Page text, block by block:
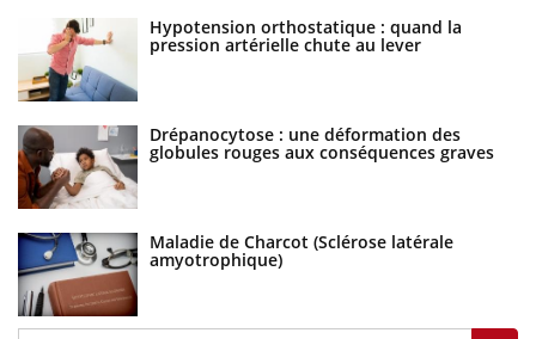
Hypotension orthostatique : quand la
pression artérielle chute au lever
Drépanocytose : une déformation des
globules rouges aux conséquences graves
Maladie de Charcot (Sclérose latérale
amyotrophique)